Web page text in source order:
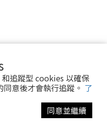
追蹤型 cookies 以確保
意後才會執行追蹤。 了
同意並繼續